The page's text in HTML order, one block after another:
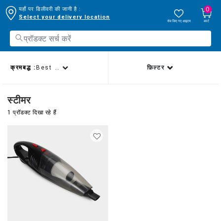
यहाँ पर डिलीवरी की जानी है :
Select your delivery location
सेव किए गए आइटम
0
कार्ट
स्टीमर
1 प्रॉडक्ट दिखा रहे हैं
क्रमबद्ध : Best sellers फ़िल्टर